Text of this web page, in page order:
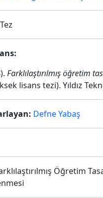
Tez
Farklılaştırılmış öğretim
lisans tezi). Yıldız
Defne Yabaş
Öğretim